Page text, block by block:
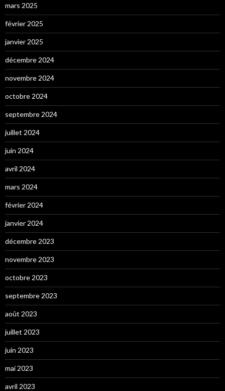
mars 2025
février 2025
janvier 2025
décembre 2024
novembre 2024
octobre 2024
septembre 2024
juillet 2024
juin 2024
avril 2024
mars 2024
février 2024
janvier 2024
décembre 2023
novembre 2023
octobre 2023
septembre 2023
août 2023
juillet 2023
juin 2023
mai 2023
avril 2023